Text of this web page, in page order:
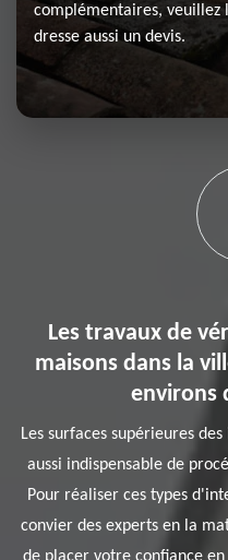
complémentaires, veuillez
dresse aussi un devis.
Les travaux de
maisons dans la
environs
Les surfaces supérieures
aussi indispensable de
Pour réaliser ces types
convier des experts en la